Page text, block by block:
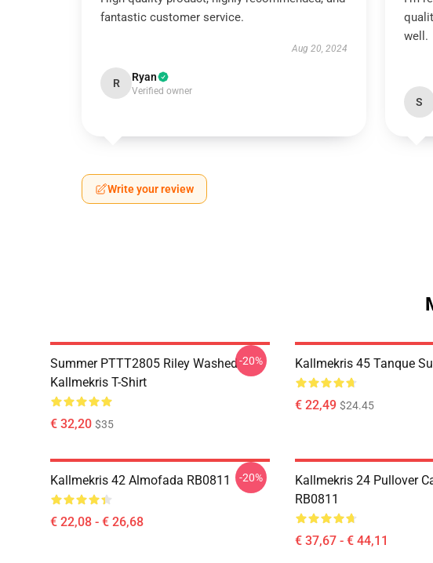
fantastic customer service.
Aug 20, 2024
R Ryan
Verified owner
well.
S
Write your review
Summer PTTT2805 Riley Washed
Kallmekris T-Shirt
€ 32,20 $35
-20% Kallmekris 45 Tanque
€ 22,49 $24.45
Kallmekris 42 Almofada RB0811
€ 22,08 - € 26,68
-20%
Kallmekris 24 Pullover
RB0811
€ 37,67 - € 44,11